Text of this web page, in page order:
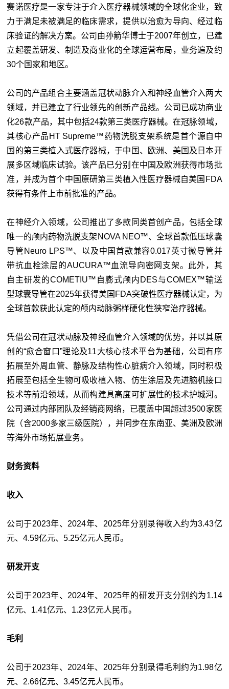
赛诺医疗是一家专注于介入医疗器械领域的全球化企业，致
力于满足未被满足的临床需求，提供以治愈为导向、经过临
床验证的解决方案。公司由孙箭华博士于2007年创立，已建
立起覆盖研发、制造及商业化的全球运营布局，业务遍及约
30个国家和地区。
公司的产品组合主要涵盖冠状动脉介入和神经血管介入两大
领域，并已建立了行业领先的创新产品线。公司已成功商业
化26款产品，其中包括24款第三类医疗器械。在冠脉领域，
其核心产品HT Supreme™药物洗脱支架系统是首个源自中
国的第三类植入式医疗器械，于中国、欧洲、美国及日本开
展多区域临床试验。该产品已分别在中国及欧洲获得市场批
准，并成为首个中国原研第三类植入性医疗器械自美国FDA
获得有条件上市前批准的产品。
在神经介入领域，公司推出了多款同类首创产品，包括全球
唯一的颅内药物洗脱支架NOVA NEO™、全球首款低压球囊
导管Neuro LPS™、以及中国首款兼容0.017英寸微导管并
带抗血栓涂层的AUCURA™血流导向密网支架。此外，其
自主研发的COMETIU™自膨式颅内DES与COMEX™输送
型球囊导管在2025年获得美国FDA突破性医疗器械认定，为
全球首款获此认定的颅内动脉粥样硬化性狭窄治疗器械。
凭借公司在冠状动脉及神经血管介入领域的优势，并以其原
创的“愈合窗口”理论及11大核心技术平台为基础，公司有序
拓展至外周血管、静脉及结构性心脏病介入领域，同时积极
拓展至包括全生物可吸收植入物、仿生涂层及先进脑机接口
技术等前沿领域，从而构建具高度可扩展性的技术护城河。
公司通过内部团队及经销商网络，已覆盖中国超过3500家医
院（含2000多家三级医院），并同步在东南亚、美洲及欧洲
等海外市场拓展业务。
财务资料
收入
公司于2023年、2024年、2025年分别录得收入约为3.43亿
元、4.59亿元、5.25亿元人民币。
研发开支
公司于2023年、2024年、2025年的研发开支分别约为1.14
亿元、1.41亿元、1.23亿元人民币。
毛利
公司于2023年、2024年、2025年分别录得毛利约为1.98亿
元、2.66亿元、3.45亿元人民币。